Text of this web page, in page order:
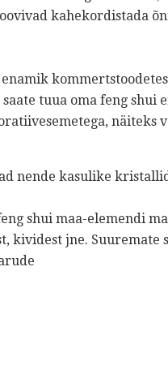
kahekordistada
tuua oma feng shui
näiteks
nende kasulike
shui maa-elemendi
kividest jne. Suuremate